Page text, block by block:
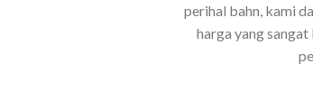
perihal bahn, kami
harga yang